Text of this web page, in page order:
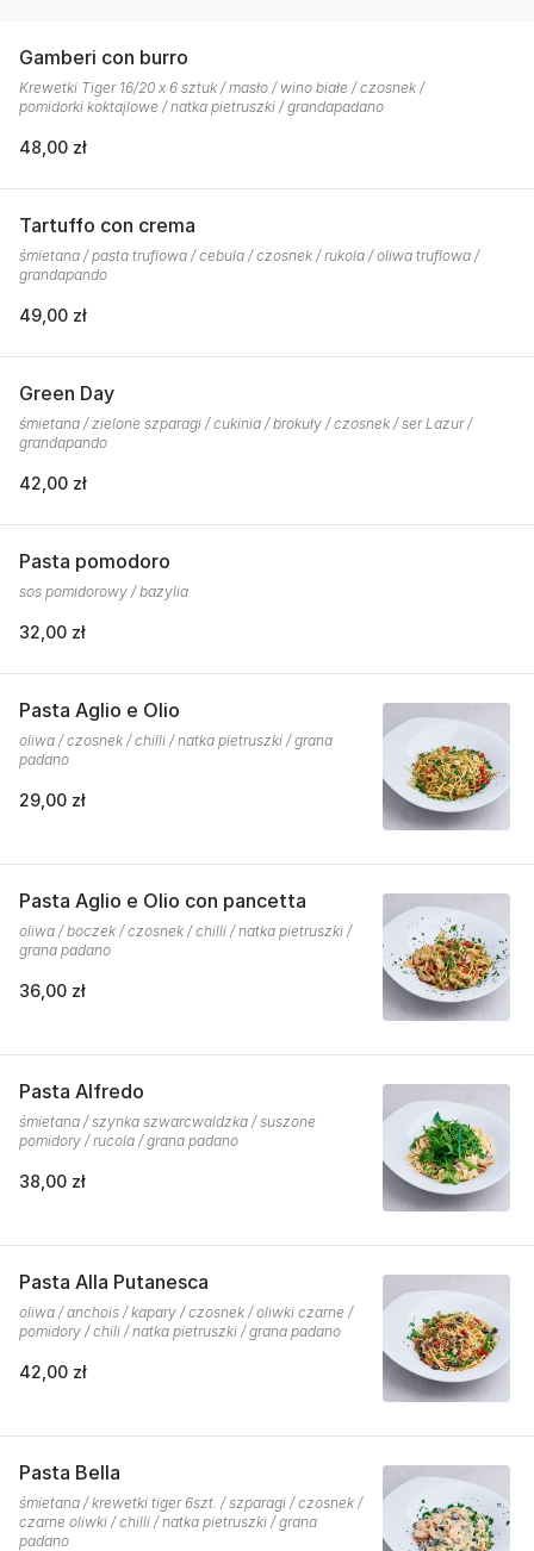
Gamberi con burro
Krewetki Tiger 16/20 x 6 sztuk / masło / wino białe / czosnek /
pomidorki koktajlowe / natka pietruszki / grandapadano
48,00 zł
Tartuffo con crema
śmietana / pasta truflowa / cebula / czosnek / rukola / oliwa truflowa /
grandapando
49,00 zł
Green Day
śmietana / zielone szparagi / cukinia / brokuły / czosnek / ser Lazur /
grandapando
42,00 zł
Pasta pomodoro
sos pomidorowy / bazylia
32,00 zł
Pasta Aglio e Olio
oliwa / czosnek / chilli / natka pietruszki / grana
padano
29,00 zł
Pasta Aglio e Olio con pancetta
oliwa / boczek / czosnek / chilli / natka pietruszki /
grana padano
36,00 zł
Pasta Alfredo
śmietana / szynka szwarcwaldzka / suszone
pomidory / rucola / grana padano
38,00 zł
Pasta Alla Putanesca
oliwa / anchois / kapary / czosnek / oliwki czarne /
pomidory / chili / natka pietruszki / grana padano
42,00 zł
Pasta Bella
śmietana / krewetki tiger 6szt. / szparagi / czosnek /
czarne oliwki / chilli / natka pietruszki / grana
padano